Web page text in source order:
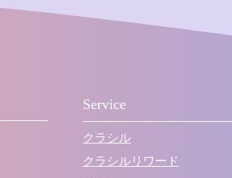
Service
クラシル
クラシルリワード